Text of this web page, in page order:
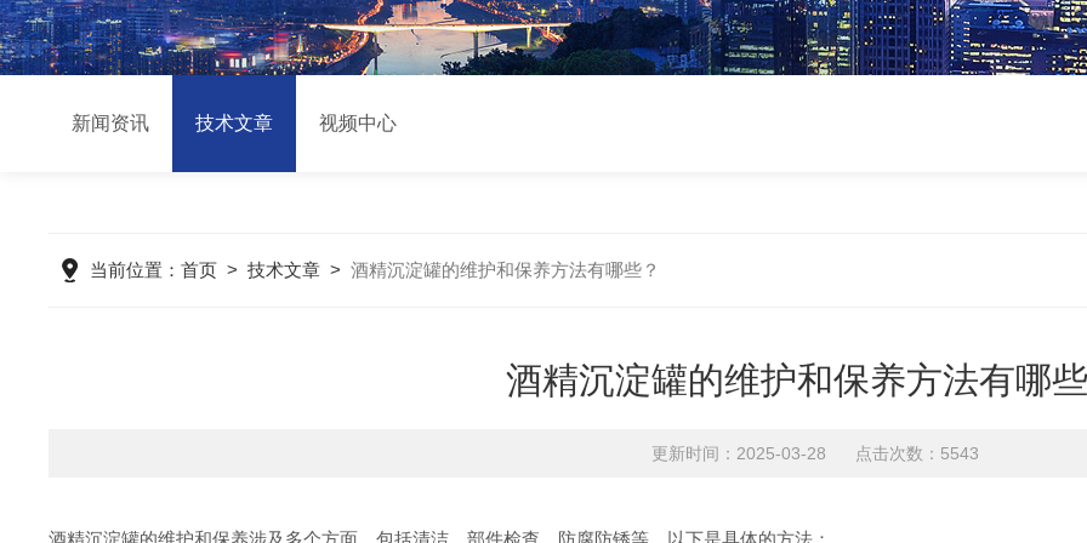
新闻资讯 技术文章 视频中心
当前位置：首页 >技术文章 >酒精沉淀罐的维护和保养方法有哪些？
酒精沉淀罐的维护和保养方法有哪
更新时间：2025-03-28 点击次数：5543
酒精沉淀罐的维护和保养涉及多个方面，包括清洁、部件检查、防腐防锈等，以下是具体的方法：